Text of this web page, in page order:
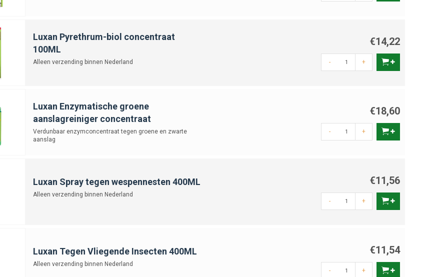
Luxan Pyrethrum-biol concentraat
100ML
Alleen verzending binnen Nederland
€14,22
- +
Luxan Enzymatische groene
aanslagreiniger concentraat
Verdunbaar enzymconcentraat tegen groene en zwarte
aanslag
€18,60
- +
Luxan Spray tegen wespennesten 400ML
Alleen verzending binnen Nederland
€11,56
- +
Luxan Tegen Vliegende Insecten 400ML
Alleen verzending binnen Nederland
€11,54
- +